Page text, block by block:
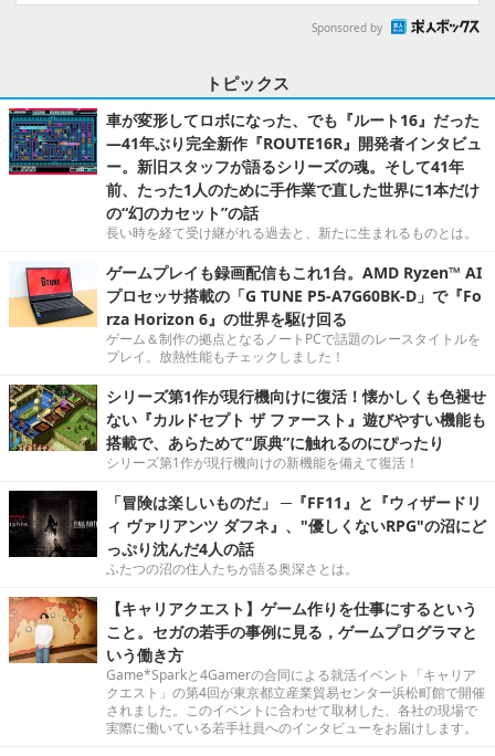
Sponsored by
トピックス
車が変形してロボになった、でも『ルート16』だった
―41年ぶり完全新作『ROUTE16R』開発者インタビュ
ー。新旧スタッフが語るシリーズの魂。そして41年
前、たった1人のために手作業で直した世界に1本だけ
の“幻のカセット”の話
長い時を経て受け継がれる過去と、新たに生まれるものとは。
ゲームプレイも録画配信もこれ1台。AMD Ryzen™ AI
プロセッサ搭載の「G TUNE P5-A7G60BK-D」で『Fo
rza Horizon 6』の世界を駆け回る
ゲーム＆制作の拠点となるノートPCで話題のレースタイトルを
プレイ。放熱性能もチェックしました！
シリーズ第1作が現行機向けに復活！懐かしくも色褪せ
ない『カルドセプト ザ ファースト』遊びやすい機能も
搭載で、あらためて“原典”に触れるのにぴったり
シリーズ第1作が現行機向けの新機能を備えて復活！
「冒険は楽しいものだ」 ─『FF11』と『ウィザードリ
ィ ヴァリアンツ ダフネ』、"優しくないRPG"の沼にど
っぷり沈んだ4人の話
ふたつの沼の住人たちが語る奥深さとは。
【キャリアクエスト】ゲーム作りを仕事にするという
こと。セガの若手の事例に見る，ゲームプログラマと
いう働き方
Game*Sparkと4Gamerの合同による就活イベント「キャリア
クエスト」の第4回が東京都立産業貿易センター浜松町館で開催
されました。このイベントに合わせて取材した、各社の現場で
実際に働いている若手社員へのインタビューをお届けします。